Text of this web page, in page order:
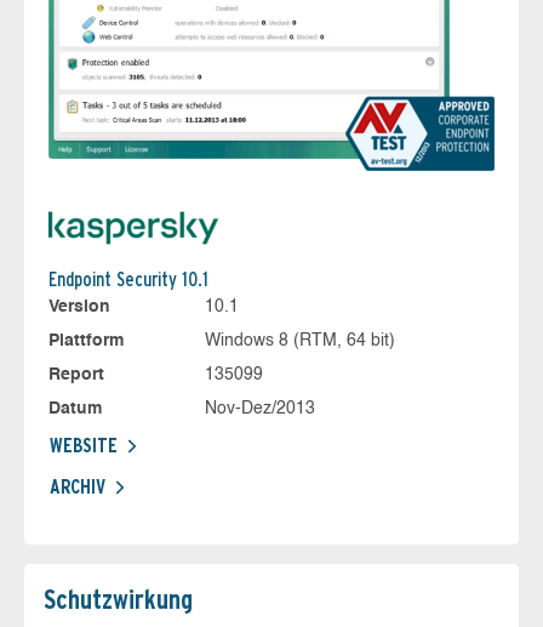
Endpoint Security 10.1
Version
10.1
Plattform
Windows 8 (RTM, 64 bit)
Report
135099
Datum
Nov-Dez/2013
WEBSITE
ARCHIV
Schutz­wirkung